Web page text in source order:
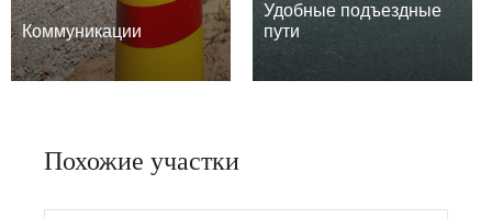
Коммуникации
Удобные подъездные
пути
Похожие участки